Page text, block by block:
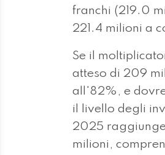
franchi (219.0
221.4 milioni a
Se il
atteso di 209
all'82%, e
il livello degli
2025 raggiunge
milioni,